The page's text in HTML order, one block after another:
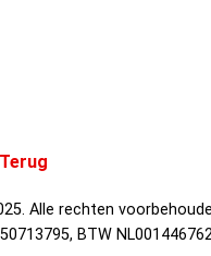
Terug
Alle rechten
BTW